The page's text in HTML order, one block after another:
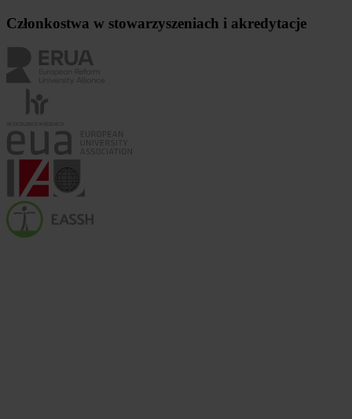
Członkostwa w stowarzyszeniach i akredytacje